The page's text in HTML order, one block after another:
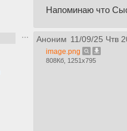
Напоминаю что
Аноним 11/09/25 Чтв
image.png
808Кб, 1251x795